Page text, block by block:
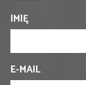
IMIĘ
E-MAIL